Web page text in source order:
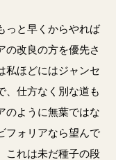
っと早くからやれば
の改良の方を優先さ
私ほどにはジャンセ
、仕方なく別な道も
のように無葉ではな
フォリアなら望んで
これは未だ種子の段